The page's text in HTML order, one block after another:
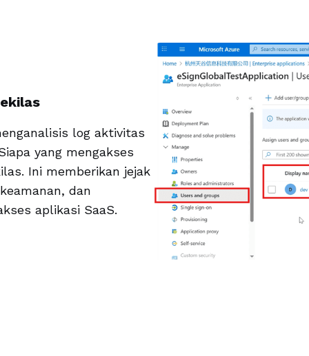
log aktivitas
yang mengakses
Ini memberikan jejak
dan
aplikasi SaaS.